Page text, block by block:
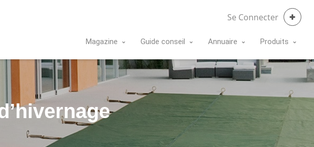
Se Connecter
Magazine Guide conseil Annuaire Produits